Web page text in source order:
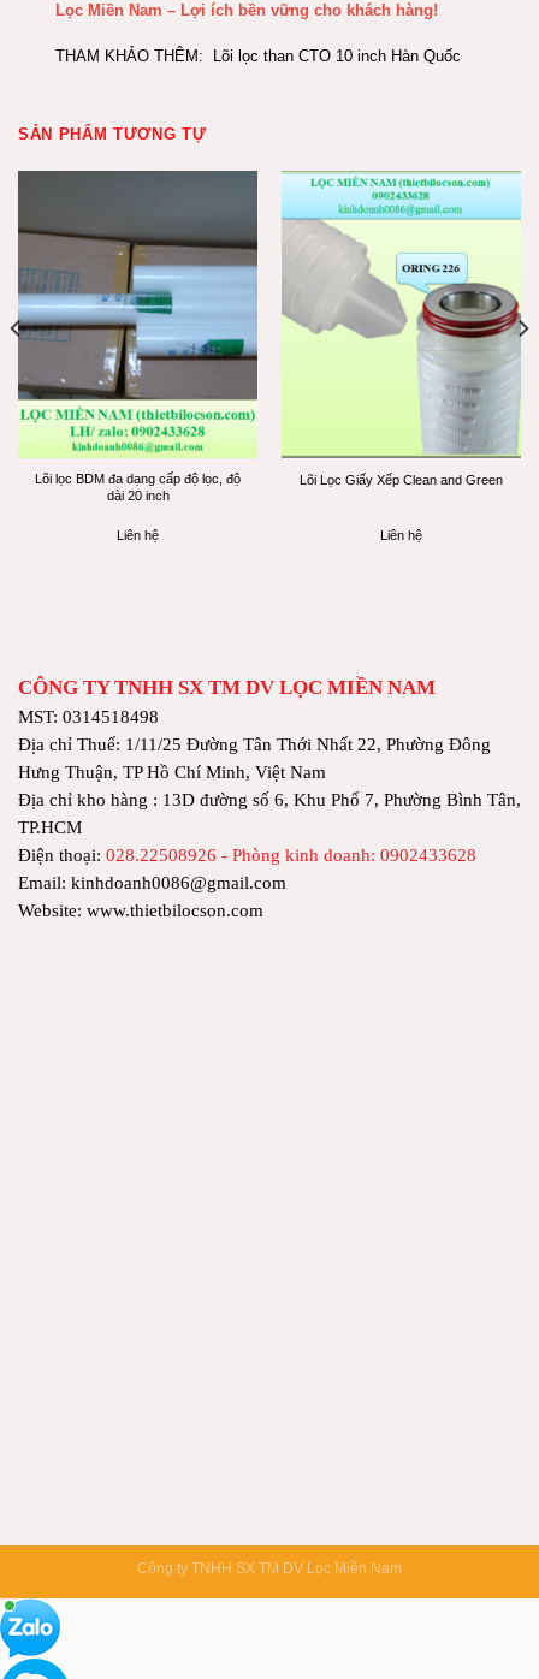
Lọc Miền Nam – Lợi ích bền vững cho khách hàng!
THAM KHẢO THÊM: Lõi lọc than CTO 10 inch Hàn Quốc
SẢN PHẨM TƯƠNG TỰ
Lõi lọc BDM đa dạng cấp độ lọc, độ
dài 20 inch
Liên hệ
Lõi Lọc Giấy Xếp Clean and Green
Liên hệ
CÔNG TY TNHH SX TM DV LỌC MIỀN NAM
MST: 0314518498
Địa chỉ Thuế: 1/11/25 Đường Tân Thới Nhất 22, Phường Đông
Hưng Thuận, TP Hồ Chí Minh, Việt Nam
Địa chỉ kho hàng : 13D đường số 6, Khu Phố 7, Phường Bình Tân,
TP.HCM
Điện thoại: 028.22508926 - Phòng kinh doanh: 0902433628
Email: kinhdoanh0086@gmail.com
Website: www.thietbilocson.com
Công ty TNHH SX TM DV Lọc Miền Nam